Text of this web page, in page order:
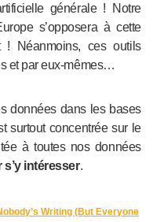
générale ! Notre
s’opposera à cette
! Néanmoins, ces outils
et par eux-mêmes…
données dans les bases
surtout concentrée sur le
à toutes nos données
intéresser.
Writing (But Everyone